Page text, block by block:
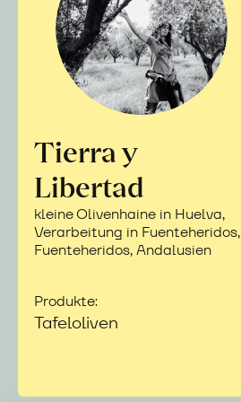
Tierra y
Libertad
kleine Olivenhaine in Huelva,
Verarbeitung in Fuenteheridos,
Fuenteheridos, Andalusien
Produkte:
Tafeloliven